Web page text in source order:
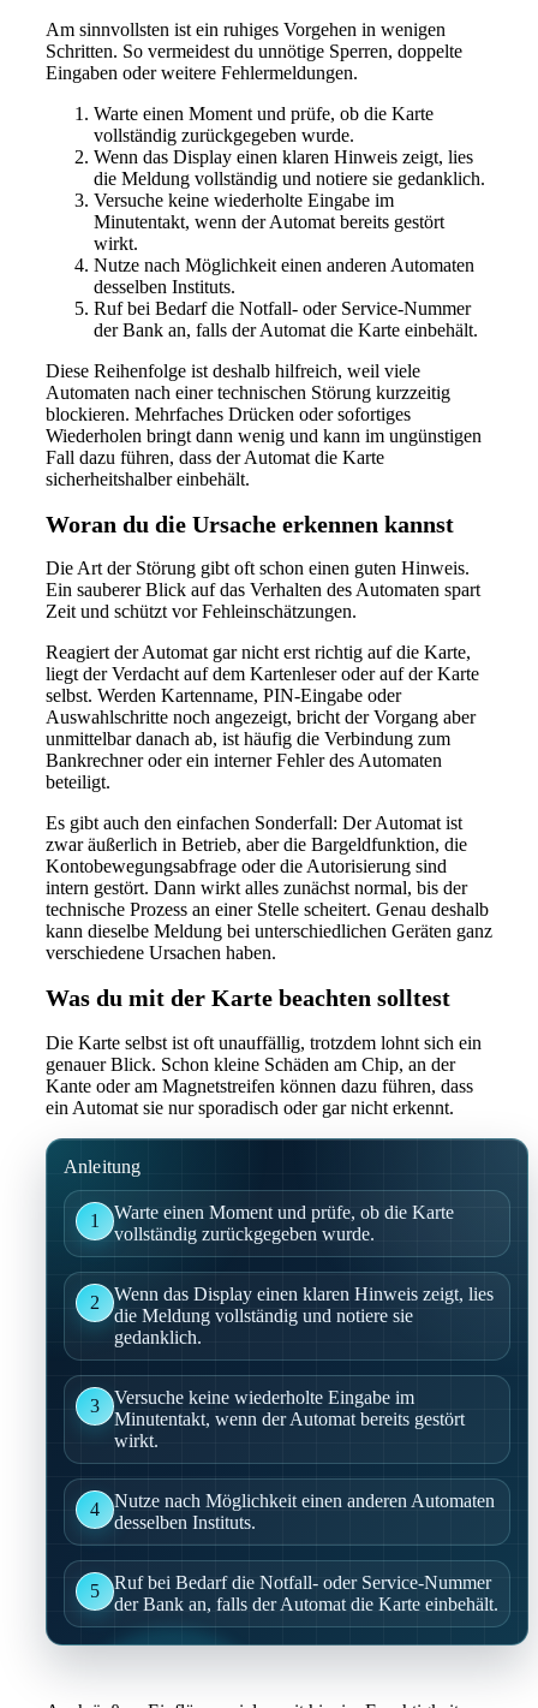
Am sinnvollsten ist ein ruhiges Vorgehen in wenigen
Schritten. So vermeidest du unnötige Sperren, doppelte
Eingaben oder weitere Fehlermeldungen.
Warte einen Moment und prüfe, ob die Karte
vollständig zurückgegeben wurde.
Wenn das Display einen klaren Hinweis zeigt, lies
die Meldung vollständig und notiere sie gedanklich.
Versuche keine wiederholte Eingabe im
Minutentakt, wenn der Automat bereits gestört
wirkt.
Nutze nach Möglichkeit einen anderen Automaten
desselben Instituts.
Ruf bei Bedarf die Notfall- oder Service-Nummer
der Bank an, falls der Automat die Karte einbehält.
Diese Reihenfolge ist deshalb hilfreich, weil viele
Automaten nach einer technischen Störung kurzzeitig
blockieren. Mehrfaches Drücken oder sofortiges
Wiederholen bringt dann wenig und kann im ungünstigen
Fall dazu führen, dass der Automat die Karte
sicherheitshalber einbehält.
Woran du die Ursache erkennen kannst
Die Art der Störung gibt oft schon einen guten Hinweis.
Ein sauberer Blick auf das Verhalten des Automaten spart
Zeit und schützt vor Fehleinschätzungen.
Reagiert der Automat gar nicht erst richtig auf die Karte,
liegt der Verdacht auf dem Kartenleser oder auf der Karte
selbst. Werden Kartenname, PIN-Eingabe oder
Auswahlschritte noch angezeigt, bricht der Vorgang aber
unmittelbar danach ab, ist häufig die Verbindung zum
Bankrechner oder ein interner Fehler des Automaten
beteiligt.
Es gibt auch den einfachen Sonderfall: Der Automat ist
zwar äußerlich in Betrieb, aber die Bargeldfunktion, die
Kontobewegungsabfrage oder die Autorisierung sind
intern gestört. Dann wirkt alles zunächst normal, bis der
technische Prozess an einer Stelle scheitert. Genau deshalb
kann dieselbe Meldung bei unterschiedlichen Geräten ganz
verschiedene Ursachen haben.
Was du mit der Karte beachten solltest
Die Karte selbst ist oft unauffällig, trotzdem lohnt sich ein
genauer Blick. Schon kleine Schäden am Chip, an der
Kante oder am Magnetstreifen können dazu führen, dass
ein Automat sie nur sporadisch oder gar nicht erkennt.
Anleitung
1
Warte einen Moment und prüfe, ob die Karte
vollständig zurückgegeben wurde.
2
Wenn das Display einen klaren Hinweis zeigt, lies
die Meldung vollständig und notiere sie
gedanklich.
3
Versuche keine wiederholte Eingabe im
Minutentakt, wenn der Automat bereits gestört
wirkt.
4
Nutze nach Möglichkeit einen anderen Automaten
desselben Instituts.
5
Ruf bei Bedarf die Notfall- oder Service-Nummer
der Bank an, falls der Automat die Karte einbehält.